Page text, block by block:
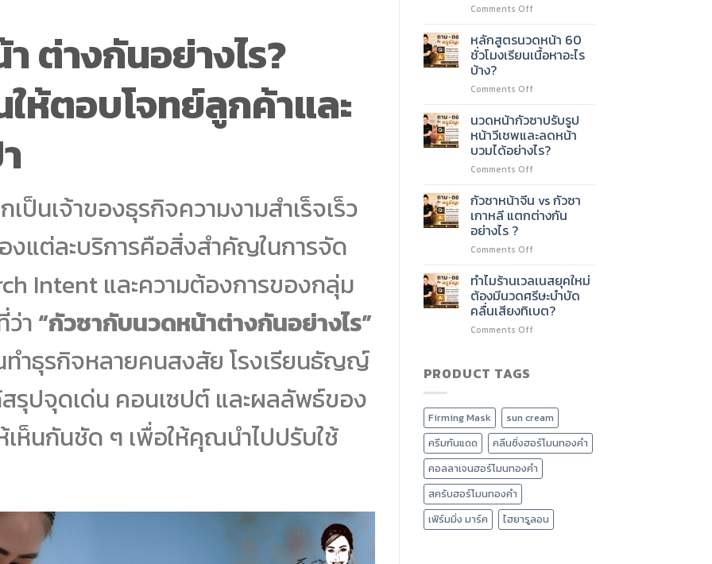
ต่างกันอย่างไร?
ห้ตอบโจทย์ลูกค้าและ
ป็นเจ้าของธุรกิจความงามสำเร็จเร็ว
งแต่ละบริการคือสิ่งสำคัญในการจัด
Intent และความต้องการของกลุ่ม
า “กัวซากับนวดหน้าต่างกันอย่างไร”
ทำธุรกิจหลายคนสงสัย โรงเรียนธัญญ์
ปจุดเด่น คอนเซปต์ และผลลัพธ์ของ
ห็นกันชัด ๆ เพื่อให้คุณนำไปปรับใช้
นวด
60
ชั่วโมง
ได้
Comments Offon
นวด
หน้า
60
ต่อย
บริการ
อะไร
ได้
บ้าง?
หลักสูตรนวดหน้า 60
ชั่วโมงเรียนเนื้อหาอะไร
บ้าง?
Comments Offon
นวด
หน้า
60
ชั่วโมง
เรียน
อะไร
บ้าง?
นวดหน้ากัวซาปรับรูป
หน้าวีเชพและลดหน้า
บวมได้อย่างไร?
Comments Offon
หน้า
กัว
ซา
รูป
วี
เชพ
และ
ลด
หน้า
กัวซาหน้าจีน vs กัวซา
เกาหลี แตกต่างกัน
อย่างไร ?
Comments Offon
ซา
หน้า
จีน
vs
กัว
อย่างไร
?
ทำไมร้านเวลเนสยุคใหม่
ต้องมีนวดศรีษะบำบัด
คลื่นเสียงทิเบต?
Comments Offon
ต้อง
มี
นวด
ศรีษะ
บำบัด
คลื่น
PRODUCT TAGS
Firming Mask
sun cream
ครีมกันแดด
คลีนซิ่งฮอร์โมนทองคำ
คอลลาเจนฮอร์โมนทองคำ
สครับฮอร์โมนทองคำ
เฟิร์มมิ่ง มาร์ค
ไฮยารูลอน